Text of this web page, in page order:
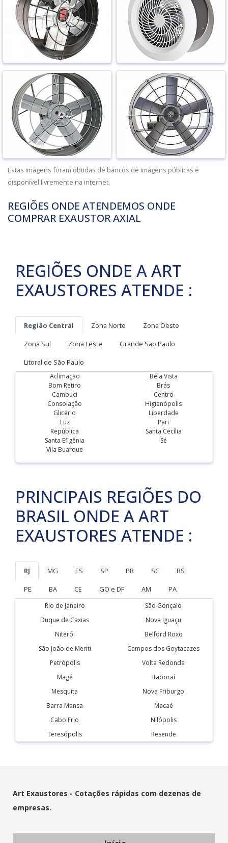
Estas imagens foram obtidas de bancos de imagens públicas e
disponível livremente na internet.
REGIÕES ONDE ATENDEMOS ONDE
COMPRAR EXAUSTOR AXIAL
REGIÕES ONDE A ART
EXAUSTORES ATENDE :
Região Central Zona Norte
Zona Oeste
Zona Sul
Zona Leste
Grande São Paulo
Litoral de São Paulo
Aclimação
Bela Vista
Bom Retiro
Brás
Cambuci
Centro
Consolação
Higienópolis
Glicério
Liberdade
Luz
Pari
República
Santa Cecília
Santa Efigênia
Sé
Vila Buarque
PRINCIPAIS REGIÕES DO
BRASIL ONDE A ART
EXAUSTORES ATENDE :
RJ MG ES SP PR SC
RS
PE
BA CE GO e DF AM PA
Rio de Janeiro
São Gonçalo
Duque de Caxias
Nova Iguaçu
Niterói
Belford Roxo
São João de Meriti
Campos dos Goytacazes
Petrópolis
Volta Redonda
Magé
Itaboraí
Mesquita
Nova Friburgo
Barra Mansa
Macaé
Cabo Frio
Nilópolis
Teresópolis
Resende
Art Exaustores - Cotações rápidas com dezenas de
empresas.